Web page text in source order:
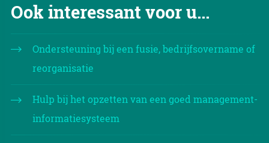
Ook interessant voor u...
Ondersteuning bij een fusie, bedrijfsovername of
reorganisatie
Hulp bij het opzetten van een goed management-
informatiesysteem